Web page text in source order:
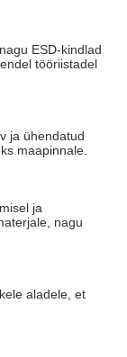
ESD-kindlad
tööriistadel
ja ühendatud
maapinnale.
ja
nagu
aladele, et